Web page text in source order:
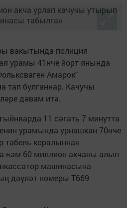
вакытында полиция
урамы 41нче йорт янында
Амарок"
тап булганнар. Качучы
дәвам итә.
11 сәгать 7 минутта
урамында урнашкан 70нче
табель коралыннан
һәм 60 миллион акчаны алып
машинасына
дәүләт номеры Т669